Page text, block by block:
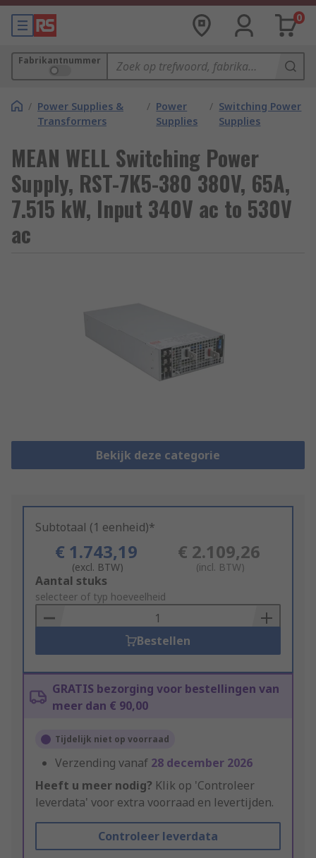
0
Fabrikantnummer
/ Power Supplies &
Transformers
/ Power
Supplies
/ Switching Power
Supplies
MEAN WELL Switching Power
Supply, RST-7K5-380 380V, 65A,
7.515 kW, Input 340V ac to 530V
ac
Bekijk deze categorie
Subtotaal (1 eenheid)*
€ 1.743,19
(excl. BTW)
€ 2.109,26
(incl. BTW)
Add
to
Basket
Aantal stuks
selecteer of typ hoeveelheid
Bestellen
GRATIS bezorging voor bestellingen van
meer dan € 90,00
Tijdelijk niet op voorraad
Verzending vanaf 28 december 2026
Heeft u meer nodig? Klik op 'Controleer
leverdata' voor extra voorraad en levertijden.
Controleer leverdata